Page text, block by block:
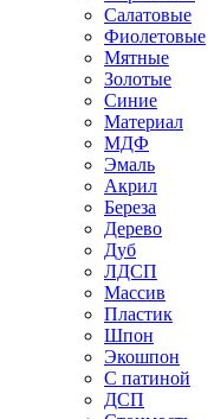
Салатовые
Фиолетовые
Мятные
Золотые
Синие
Материал
МДФ
Эмаль
Акрил
Береза
Дерево
Дуб
ЛДСП
Массив
Пластик
Шпон
Экошпон
С патиной
ДСП